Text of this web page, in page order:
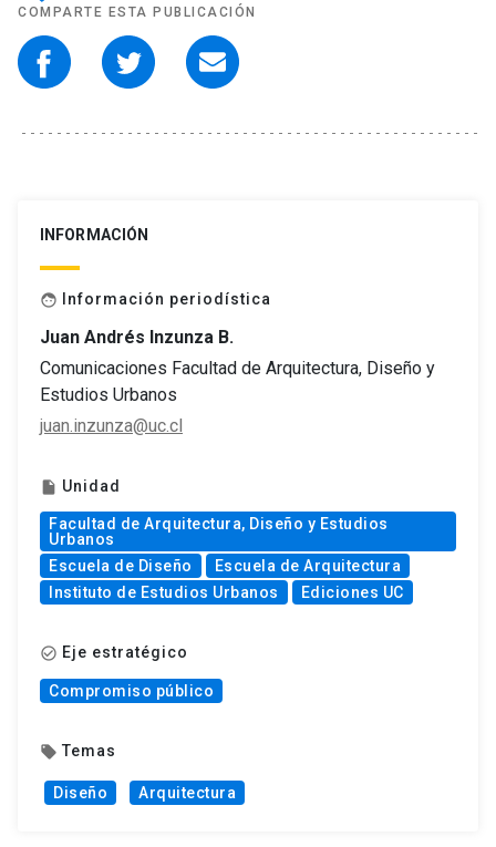
COMPARTE ESTA PUBLICACIÓN
INFORMACIÓN
face Información periodística
Juan Andrés Inzunza B.
Comunicaciones Facultad de Arquitectura, Diseño y
Estudios Urbanos
juan.inzunza@uc.cl
insert_drive_file Unidad
Facultad de Arquitectura, Diseño y Estudios
Urbanos
Escuela de Diseño
Escuela de Arquitectura
Instituto de Estudios Urbanos
Ediciones UC
check_circle_outline Eje estratégico
Compromiso público
local_offer Temas
Diseño Arquitectura